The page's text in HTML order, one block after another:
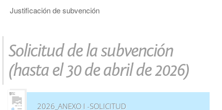
Justificación de subvención
Solicitud de la subvención
(hasta el 30 de abril de 2026)
2026_ANEXO I -SOLICITUD